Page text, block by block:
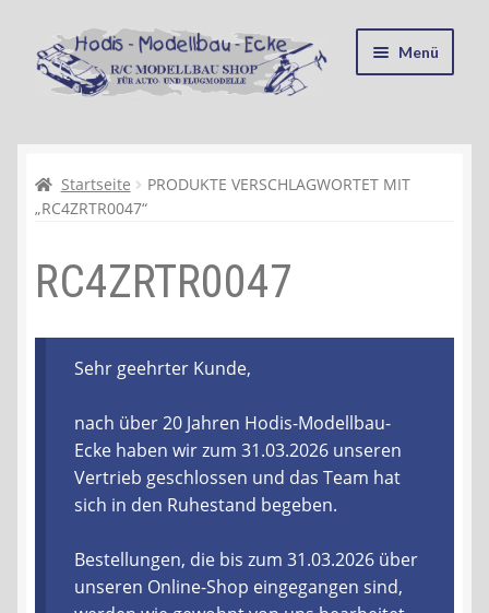
Zur
Navigation
springen
Zum
Inhalt
springen
Menü
Kasse
Recycling, Entsorgung und Umwelt
Shop
Warenkorb
Ablauf einer Bestellung
Zahlungsarten
Startseite
PRODUKTE VERSCHLAGWORTET MIT
„RC4ZRTR0047“
RC4ZRTR0047
Sehr geehrter Kunde,
nach über 20 Jahren Hodis-Modellbau-
Ecke haben wir zum 31.03.2026 unseren
Vertrieb geschlossen und das Team hat
sich in den Ruhestand begeben.
Bestellungen, die bis zum 31.03.2026 über
unseren Online-Shop eingegangen sind,